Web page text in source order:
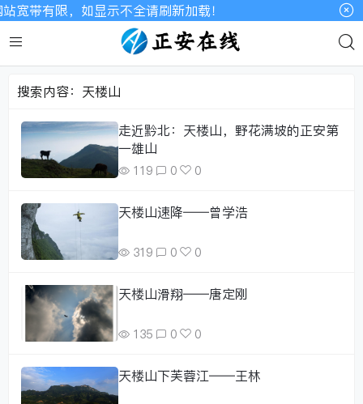
带有限，如显示不全请刷新加载！
搜索内容：天楼山
走近黔北：天楼山，野花满坡的正安第
一雄山
119 0 0
天楼山速降——曾学浩
319 0 0
天楼山滑翔——唐定刚
135 0 0
天楼山下芙蓉江——王林